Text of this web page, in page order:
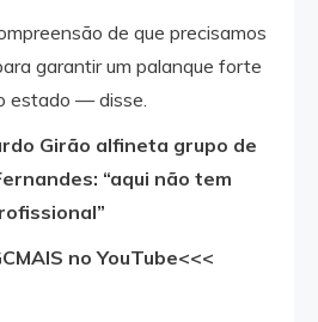
de que precisamos
garantir um palanque forte
estado — disse.
Girão alfineta grupo de
“aqui não tem
no YouTube<<<